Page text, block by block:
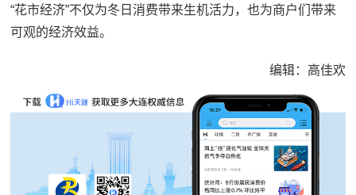
“花市经济”不仅为冬日消费带来生机活力，也为商户们带来
可观的经济效益。
编辑：高佳欢